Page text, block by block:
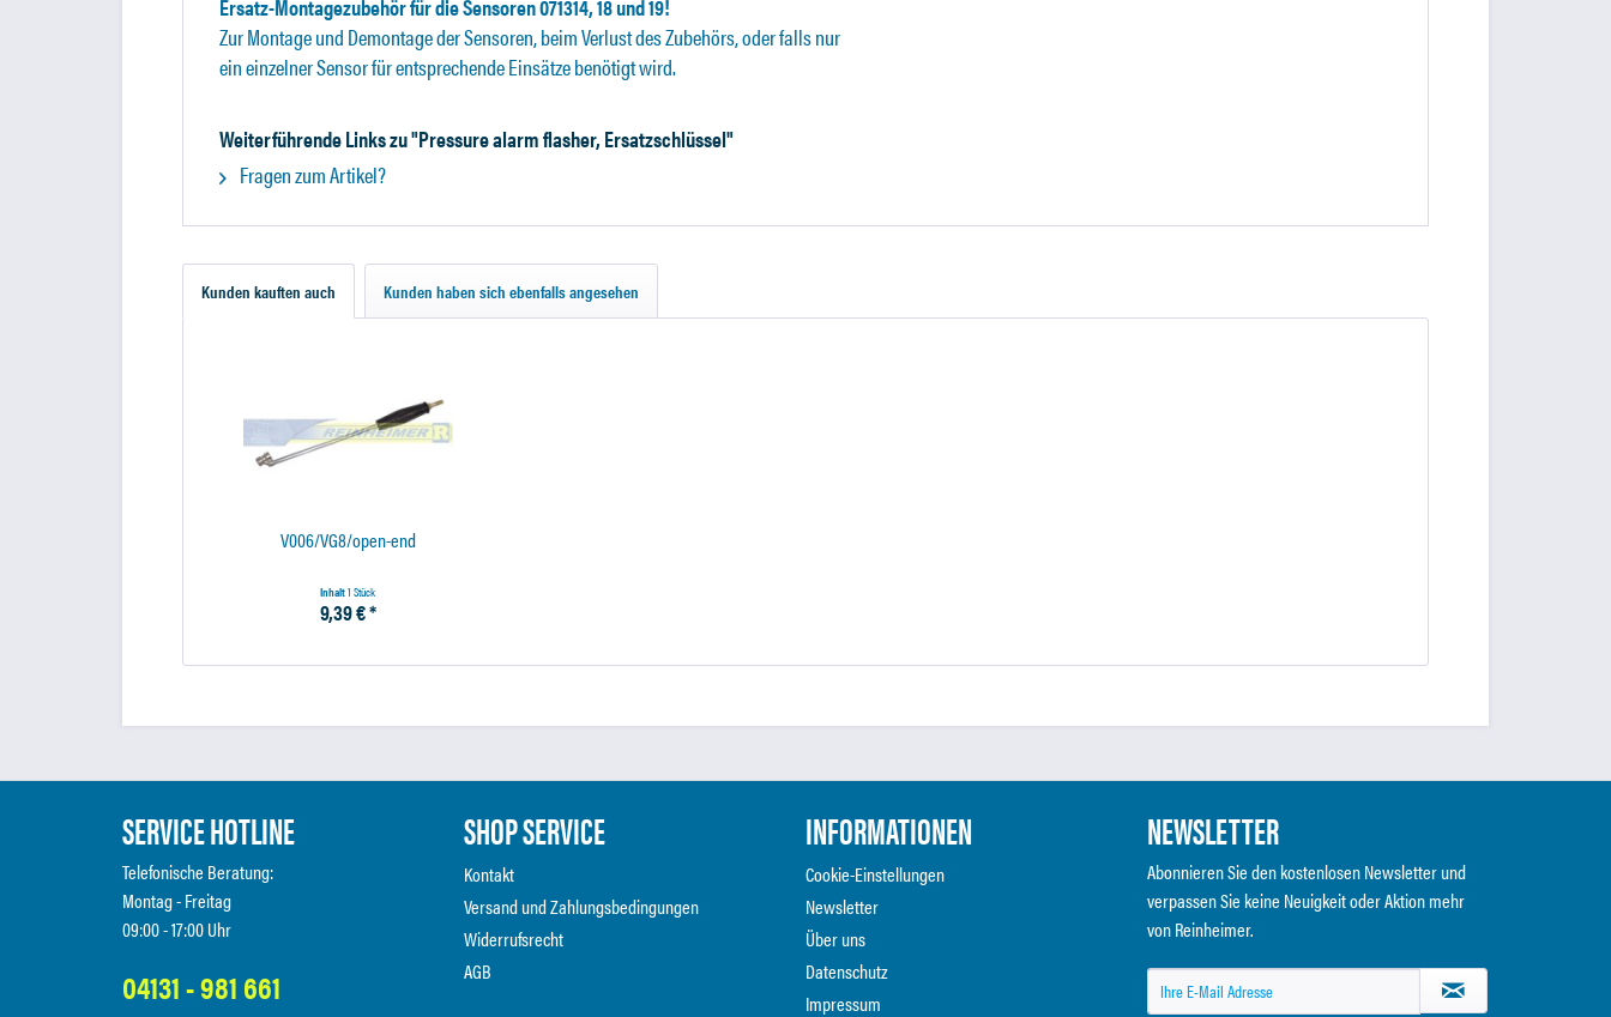
Ersatz-Montagezubehör für die Sensoren 071314, 18 und 19!
Zur Montage und Demontage der Sensoren, beim Verlust des Zubehörs, oder falls nur
ein einzelner Sensor für entsprechende Einsätze benötigt wird.
Weiterführende Links zu "Pressure alarm flasher, Ersatzschlüssel"
Fragen zum Artikel?
Kunden kauften auch Kunden haben sich ebenfalls angesehen
V006/VG8/open-end
Inhalt1 Stück
9,39 € *
SERVICE HOTLINE
Telefonische Beratung:
Montag - Freitag
09:00 - 17:00 Uhr
04131 - 981 661
SHOP SERVICE
Kontakt
Versand und Zahlungsbedingungen
Widerrufsrecht
AGB
INFORMATIONEN
Cookie-Einstellungen
Newsletter
Über uns
Datenschutz
Impressum
NEWSLETTER
Abonnieren Sie den kostenlosen Newsletter und
verpassen Sie keine Neuigkeit oder Aktion mehr
von Reinheimer.